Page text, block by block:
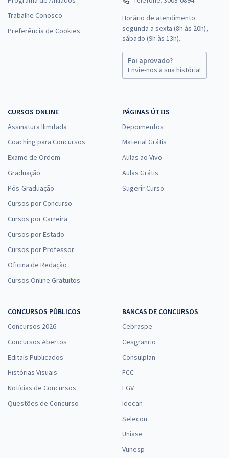
Trabalhe Conosco
Preferência de Cookies
Horário de atendimento:
segunda a sexta (8h às 20h),
sábado (9h às 13h).
Foi aprovado?
Envie-nos a sua história!
CURSOS ONLINE
Assinatura Ilimitada
Coaching para Concursos
Exame de Ordem
Graduação
Pós-Graduação
Cursos por Concurso
Cursos por Carreira
Cursos por Estado
Cursos por Professor
Oficina de Redação
Cursos Online Gratuitos
PÁGINAS ÚTEIS
Depoimentos
Material Grátis
Aulas ao Vivo
Aulas Grátis
Sugerir Curso
CONCURSOS PÚBLICOS
Concursos 2026
Concursos Abertos
Editais Publicados
Histórias Visuais
Notícias de Concursos
Questões de Concurso
BANCAS DE CONCURSOS
Cebraspe
Cesgranrio
Consulplan
FCC
FGV
Idecan
Selecon
Uniase
Vunesp